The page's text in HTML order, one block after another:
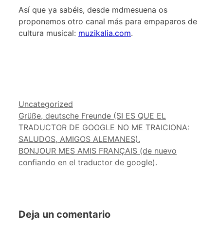
Así que ya sabéis, desde mdmesuena os
proponemos otro canal más para empaparos de
cultura musical: muzikalia.com.
Categorías
Uncategorized
Grüße, deutsche Freunde (SI ES QUE EL
TRADUCTOR DE GOOGLE NO ME TRAICIONA:
SALUDOS, AMIGOS ALEMANES).
BONJOUR MES AMIS FRANÇAIS (de nuevo
confiando en el traductor de google).
Deja un comentario